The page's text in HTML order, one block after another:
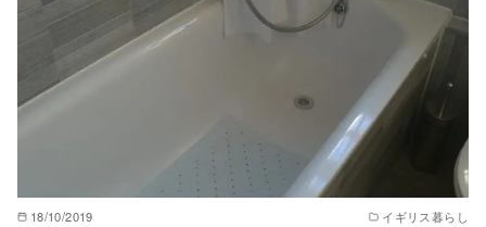
18/10/2019 イギリス暮らし